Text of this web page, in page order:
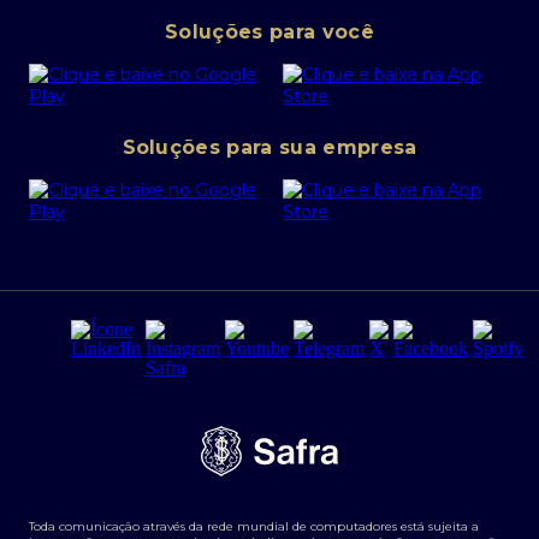
Canal de denúncias
Política de Segurança Cibernética
Portal da Privacidade
PRSAC
Regras e Parâmetros de Atuação Banco Safra
Segurança da Informação
Tarifas e serviços Pessoa Física
Transparência de remuneração
Abra sua conta PJ
SafraPay
Cartão Safra Empresas
Empréstimo e financiamentos PJ
Derivativos
Agronegócios
Soluções para você
Soluções para sua empresa
Toda comunicação através da rede mundial de computadores está sujeita a